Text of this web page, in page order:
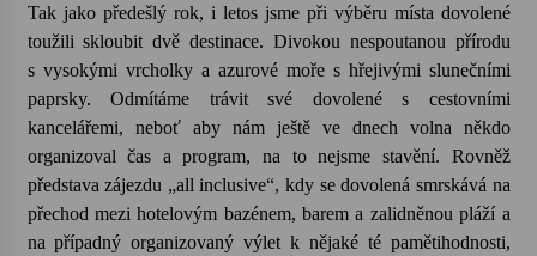
Vysočinka
17. 7. 2026
Ozvěny prázdnin
14. 7. 2026
Tak jako předešlý rok, i letos jsme při výběru místa dovolené
toužili skloubit dvě destinace. Divokou nespoutanou přírodu
s vysokými vrcholky a azurové moře s hřejivými slunečními
paprsky. Odmítáme trávit své dovolené s cestovními
kancelářemi, neboť aby nám ještě ve dnech volna někdo
organizoval čas a program, na to nejsme stavění. Rovněž
představa zájezdu „all inclusive“, kdy se dovolená smrskává na
přechod mezi hotelovým bazénem, barem a zalidněnou pláží a
na případný organizovaný výlet k nějaké té pamětihodnosti,